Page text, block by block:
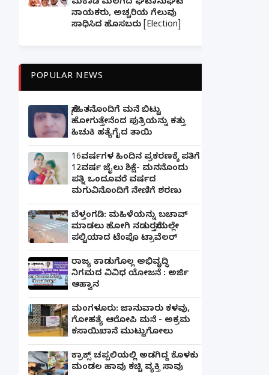
ಮಕಾಡೆ ಮಲಗಿದ ಘಟಾನುಘಟಿ
ನಾಯಕರು, ಅಚ್ಚರಿಯ ಗೆಲುವು
ಸಾಧಿಸಿದ ಹೊಸಬರು [Election]
POPULAR NEWS
ಸ್ನೇಹಿತನೊಂದಿಗೆ ಮನೆ ಬಿಟ್ಟು
ಹೋಗುತ್ತೇನೆಂದ ಪುತ್ರಿಯನ್ನು ಕತ್ತು
ಹಿಚುಕಿ ಹತ್ಯೆಗೈದ ತಾಯಿ
16ವರ್ಷಗಳ ಹಿಂದಿನ ಪ್ರಕರಣಕ್ಕೆ ಪತಿಗೆ
12ವರ್ಷ ಜೈಲು ಶಿಕ್ಷೆ- ಮನನೊಂದು
ಪತ್ನಿ ಒಂದೂವರೆ ವರ್ಷದ
ಮಗುವಿನೊಂದಿಗೆ ನೇಣಿಗೆ ಶರಣು
ಬೆಳ್ತಂಗಡಿ: ಮಹಿಳೆಯನ್ನು ಬಚಾವ್
ಮಾಡಲು ಹೋಗಿ ನಡುರಸ್ತೆಯಲ್ಲೇ
ಪಲ್ಟಿಯಾದ ಟೆಂಪೊ ಟ್ರಾವೆಲರ್
ರಾಜ್ಯ ಕಾಡುಗೊಲ್ಲ ಅಭಿವೃದ್ಧಿ
ನಿಗಮದ ವಿವಿಧ ಯೋಜನೆ : ಅರ್ಜಿ
ಆಹ್ವಾನ
ಮಂಗಳೂರು: ಜಾನುವಾರು ಕಳವು,
ಗೋಹತ್ಯೆ ಆರೋಪಿ ಮನೆ - ಅಕ್ರಮ
ಕಸಾಯಿಖಾನೆ ಮುಟ್ಟುಗೋಲು
ಕ್ರಾಕ್ಸ್ ಚಪ್ಪಲಿಯಲ್ಲಿ ಅಡಗಿದ್ದ ಕೊಳಕು
ಮಂಡಲ ಹಾವು ಕಚ್ಚಿ ವ್ಯಕ್ತಿ ಸಾವು